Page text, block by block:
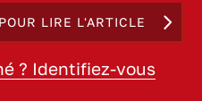
LIRE L'ARTICLE
? Identifiez-vous